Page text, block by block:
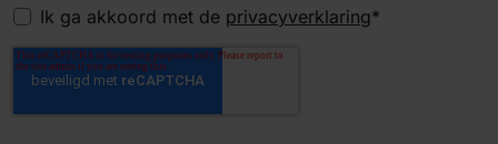
Ik ga akkoord met de privacyverklaring*